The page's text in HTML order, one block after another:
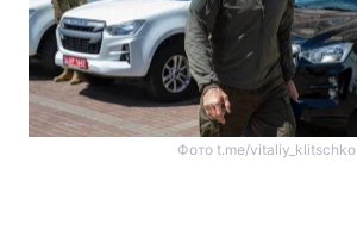
Фото t.me/vitaliy_klitschko